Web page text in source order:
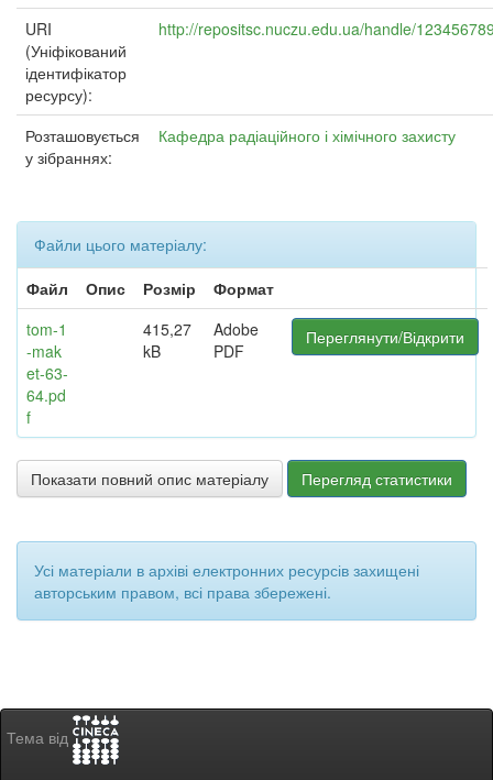
URI
(Уніфікований
ідентифікатор
ресурсу):
http://repositsc.nuczu.edu.ua/handle/
Розташовується
у зібраннях:
Кафедра радіаційного і хімічного захисту
Файли цього матеріалу:
Файл
Опис Розмір
Формат
tom-1
-mak
et-63-
64.pd
f
415,27
kB
Adobe
PDF
Переглянути/Відкрити
Показати повний опис матеріалу Перегляд статистики
Усі матеріали в архіві електронних ресурсів захищені
авторським правом, всі права збережені.
Тема від